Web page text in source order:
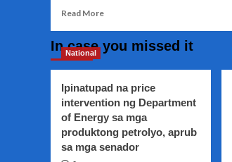
Read MoreRead
Malakanyang,
sa
pagpapakalat
ng
fake
news
In case you missed it
National
Ipinatupad na price
intervention ng Department
of Energy sa mga
produktong petrolyo, aprub
sa mga senador